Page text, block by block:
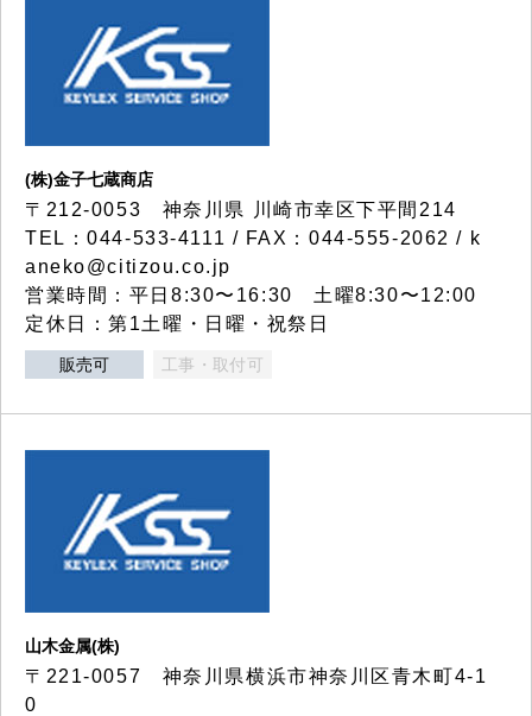
(株)金子七蔵商店
〒212-0053 神奈川県 川崎市幸区下平間214
TEL：044-533-4111 / FAX：044-555-2062 / k
aneko@citizou.co.jp
営業時間：平日8:30〜16:30 土曜8:30〜12:00
定休日：第1土曜・日曜・祝祭日
販売可 工事・取付可
山木金属(株)
〒221-0057 神奈川県横浜市神奈川区青木町4-1
0